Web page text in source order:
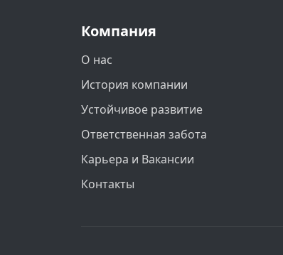
Компания
О нас
История компании
Устойчивое развитие
Ответственная забота
Карьера и Вакансии
Контакты